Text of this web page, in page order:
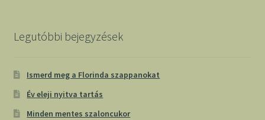
Legutóbbi bejegyzések
Ismerd meg a Florinda szappanokat
Év eleji nyitva tartás
Minden mentes szaloncukor